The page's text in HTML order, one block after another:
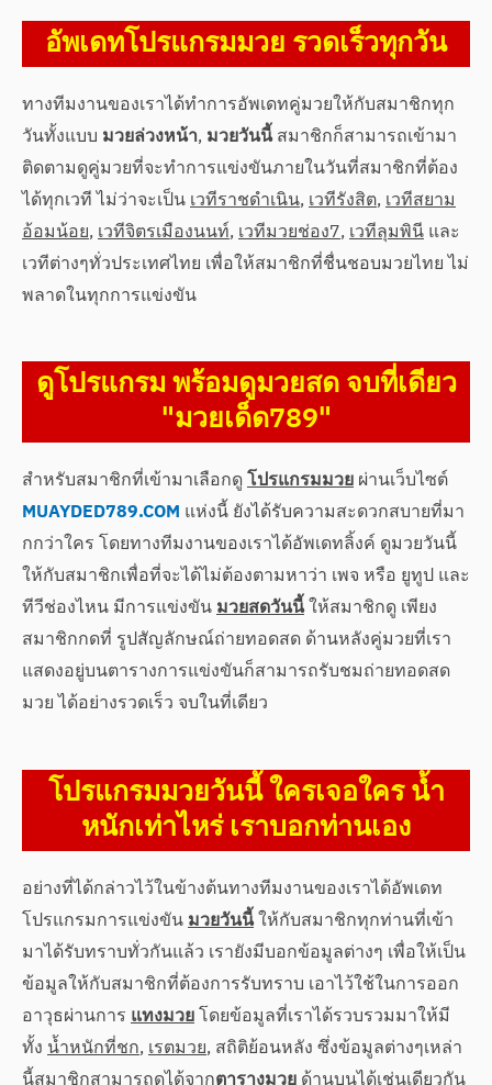
อัพเดทโปรแกรมมวย รวดเร็วทุกวัน
ทางทีมงานของเราได้ทำการอัพเดทคู่มวยให้กับสมาชิกทุก
วันทั้งแบบ มวยล่วงหน้า, มวยวันนี้สมาชิกก็สามารถเข้ามา
ติดตามดูคู่มวยที่จะทำการแข่งขันภายในวันที่สมาชิกที่ต้อง
ได้ทุกเวที ไม่ว่าจะเป็นเวทีราชดำเนิน,เวทีรังสิต,เวทีสยาม
อ้อมน้อย,เวทีจิตรเมืองนนท์,เวทีมวยช่อง7,เวทีลุมพินีและ
เวทีต่างๆทั่วประเทศไทย เพื่อให้สมาชิกที่ชื่นชอบมวยไทย ไม่
พลาดในทุกการแข่งขัน
ดูโปรแกรม พร้อมดูมวยสด จบที่เดียว
"มวยเด็ด789"
สำหรับสมาชิกที่เข้ามาเลือกดูโปรแกรมมวยผ่านเว็บไซต์
MUAYDED789.COM แห่งนี้ ยังได้รับความสะดวกสบายที่มา
กกว่าใคร โดยทางทีมงานของเราได้อัพเดทลิ้งค์ ดูมวยวันนี้
ให้กับสมาชิกเพื่อที่จะได้ไม่ต้องตามหาว่า เพจ หรือ ยูทูป และ
ทีวีช่องไหน มีการแข่งขันมวยสดวันนี้ให้สมาชิกดู เพียง
สมาชิกกดที่ รูปสัญลักษณ์ถ่ายทอดสด ด้านหลังคู่มวยที่เรา
แสดงอยู่บนตารางการแข่งขันก็สามารถรับชมถ่ายทอดสด
มวย ได้อย่างรวดเร็ว จบในที่เดียว
โปรแกรมมวยวันนี้ ใครเจอใคร น้ำ
หนักเท่าไหร่ เราบอกท่านเอง
อย่างที่ได้กล่าวไว้ในข้างต้นทางทีมงานของเราได้อัพเดท
โปรแกรมการแข่งขันมวยวันนี้ให้กับสมาชิกทุกท่านที่เข้า
มาได้รับทราบทั่วกันแล้ว เรายังมีบอกข้อมูลต่างๆ เพื่อให้เป็น
ข้อมูลให้กับสมาชิกที่ต้องการรับทราบ เอาไว้ใช้ในการออก
อาวุธผ่านการแทงมวยโดยข้อมูลที่เราได้รวบรวมมาให้มี
ทั้งน้ำหนักที่ชก,เรตมวย, สถิติย้อนหลัง ซึ่งข้อมูลต่างๆเหล่า